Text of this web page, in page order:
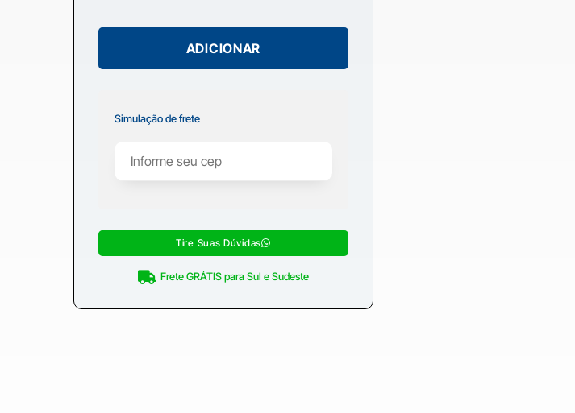
ADICIONAR
Simulação de frete
Tire Suas Dúvidas
Frete GRÁTIS para Sul e Sudeste